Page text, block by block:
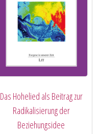
Das Hohelied als Beitrag zur
Radikalisierung der
Beziehungsidee